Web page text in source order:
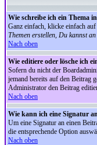
Wie schreibe ich ein Thema
Ganz einfach, klicke einfach
Themen erstellen, Du kannst
Nach oben
Wie editiere oder lösche ich
Sofern du nicht der
jemand bereits auf den Beitrag
Administrator den Beitrag
Nach oben
Wie kann ich eine Signatur
Um eine Signatur an einen
die entsprechende Option
Nach oben